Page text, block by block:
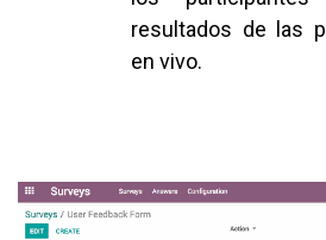
resultados de las
en vivo.